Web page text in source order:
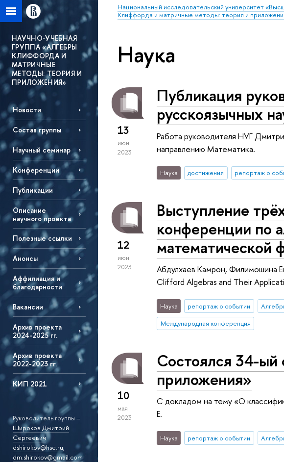
Национальный исследовательский университет
Клиффорда и матричные методы: теория и
НАУЧНО-УЧЕБНАЯ
ГРУППА «АЛГЕБРЫ
КЛИФФОРДА И
МАТРИЧНЫЕ
МЕТОДЫ: ТЕОРИЯ И
ПРИЛОЖЕНИЯ»
Новости
Состав группы
Научный семинар
Конференции
Публикации
Описание
научного проекта
Полезные ссылки
Анонсы
Аффилиация и
благодарности
Вакансии
Архив проекта
2024-2025 гг.
Архив проекта
2022-2023 гг.
КИП 2021
Руководитель группы –
Широков Дмитрий
Сергеевич
dshirokov@hse.ru,
dm.shirokov@gmail.com
Наука
13
июн
2023
Публикация
русскоязычных
Работа руководителя НУГ
направлению Математика.
Наука достижения репортаж о
12
июн
2023
Выступление
конференции по
математической
Абдулхаев Камрон, Филимошина
Clifford Algebras and Their
Наука репортаж о событии
Международная конференция
10
мая
2023
Состоялся 34-
приложения»
С докладом на тему «О
Е.
Наука репортаж о событии